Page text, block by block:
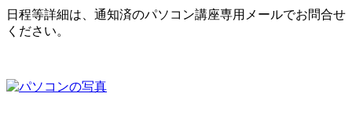
日程等詳細は、通知済のパソコン講座専用メールでお問合せ
ください。